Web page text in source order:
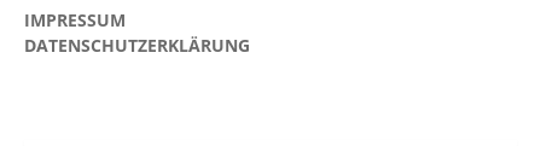
IMPRESSUM
DATENSCHUTZERKLÄRUNG